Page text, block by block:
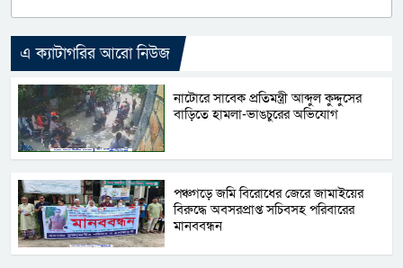
এ ক্যাটাগরির আরো নিউজ
নাটোরে সাবেক প্রতিমন্ত্রী আব্দুল কুদ্দুসের
বাড়িতে হামলা-ভাঙচুরের অভিযোগ
পঞ্চগড়ে জমি বিরোধের জেরে জামাইয়ের
বিরুদ্ধে অবসরপ্রাপ্ত সচিবসহ পরিবারের
মানববন্ধন